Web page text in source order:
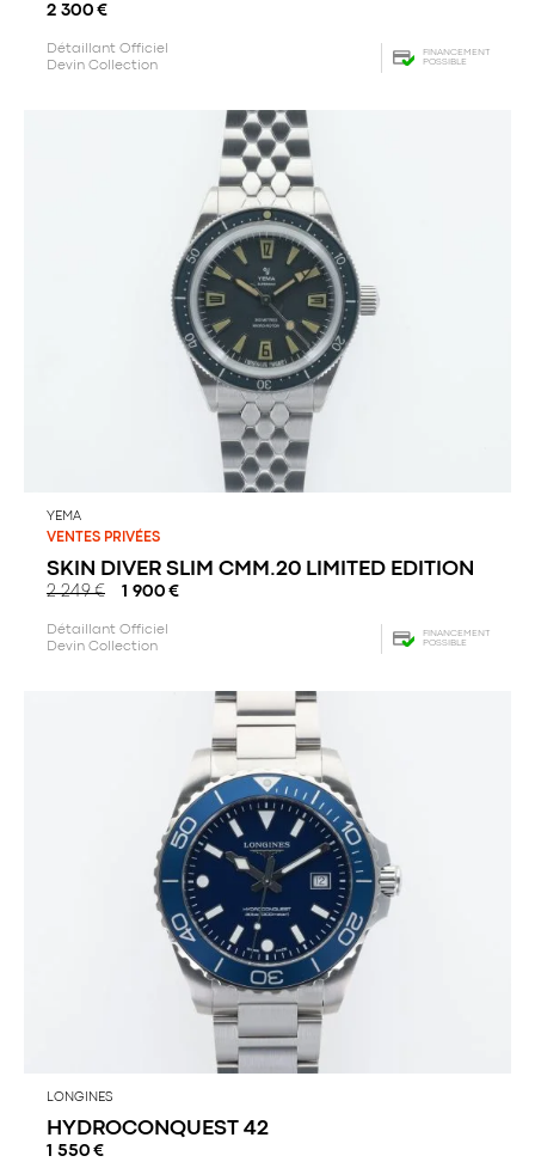
2 300 €
Détaillant Officiel
Devin Collection
FINANCEMENT
POSSIBLE
YEMA
VENTES PRIVÉES
SKIN DIVER SLIM CMM.20 LIMITED EDITION
2 249€ 1 900 €
Détaillant Officiel
Devin Collection
FINANCEMENT
POSSIBLE
LONGINES
HYDROCONQUEST 42
1 550 €